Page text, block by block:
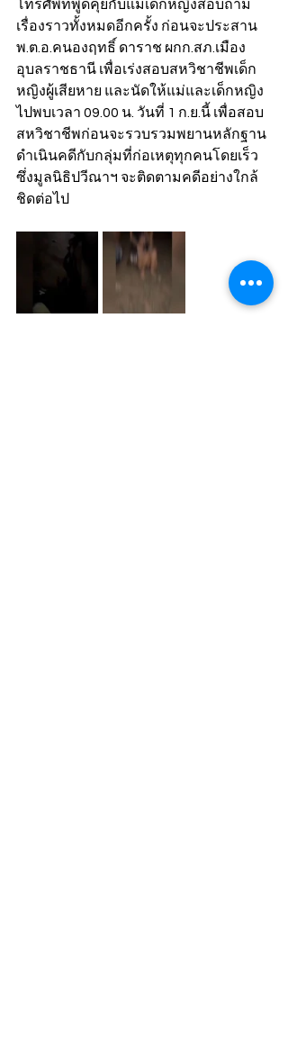
โทรศัพท์พูดคุยกับแม่เด็กหญิงสอบถาม
เรื่องราวทั้งหมดอีกครั้ง ก่อนจะประสาน
พ.ต.อ.คนองฤทธิ์ ดาราช ผกก.สภ.เมือง
อุบลราชธานี เพื่อเร่งสอบสหวิชาชีพเด็ก
หญิงผู้เสียหาย และนัดให้แม่และเด็กหญิง
ไปพบเวลา 09.00 น. วันที่ 1 ก.ย.นี้ เพื่อสอบ
สหวิชาชีพก่อนจะรวบรวมพยานหลักฐาน
ดำเนินคดีกับกลุ่มที่ก่อเหตุทุกคนโดยเร็ว
ซึ่งมูลนิธิปวีณาฯ จะติดตามคดีอย่างใกล้
ชิดต่อไป